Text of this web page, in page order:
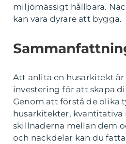
miljömässigt hållbara.
kan vara dyrare att bygga.
Att anlita en husarkitekt
investering för att skapa
Genom att förstå de olika
husarkitekter, kvantitativa
skillnaderna mellan dem
och nackdelar kan du